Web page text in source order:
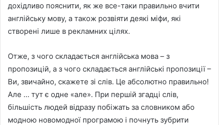
дохідливо пояснити, як же все-таки правильно вчити
англійську мову, а також розвіяти деякі міфи, які
створені лише в рекламних цілях.
Отже, з чого складається англійська мова – з
пропозицій, а з чого складається англійські пропозиції –
Ви, звичайно, скажете зі слів. Це абсолютно правильно!
Але … тут є одне «але». При першій згадці слів,
більшість людей відразу побіжать за словником або
модною новомодної програмою і почнуть зубрити